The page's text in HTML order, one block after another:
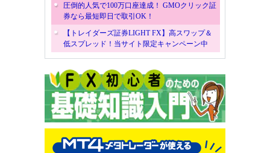
圧倒的人気で100万口座達成！ GMOクリック証
券なら最短即日で取引OK！
【トレイダーズ証券LIGHT FX】高スワップ＆
低スプレッド！当サイト限定キャンペーン中